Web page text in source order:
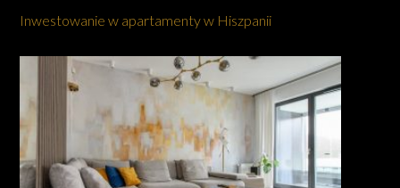
Inwestowanie w apartamenty w Hiszpanii